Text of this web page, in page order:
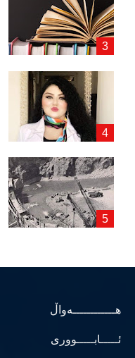
هــــــــــــەواڵ
ئـــــابـــــووری